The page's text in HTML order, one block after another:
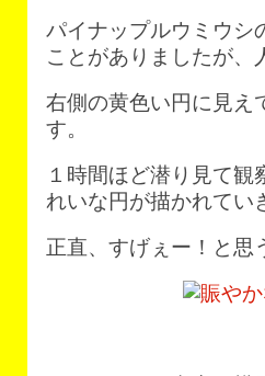
パイナップルウミウシ
ことがありましたが、
右側の黄色い円に見え
す。
１時間ほど潜り見て
れいな円が描かれてい
正直、すげぇー！と思